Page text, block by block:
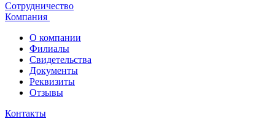
Сотрудничество
Компания
О компании
Филиалы
Свидетельства
Документы
Реквизиты
Отзывы
Контакты